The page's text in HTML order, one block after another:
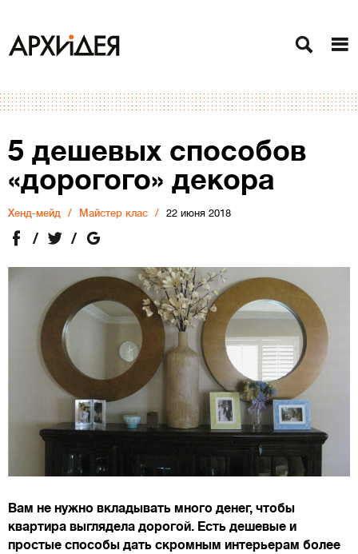
5 дешевых способов
«дорогого» декора
Хенд-мейд Майстер клас 22 июня 2018
Вам не нужно вкладывать много денег, чтобы
квартира выглядела дорогой. Есть дешевые и
простые способы дать скромным интерьерам более